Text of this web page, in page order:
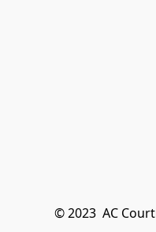
© 2023  AC